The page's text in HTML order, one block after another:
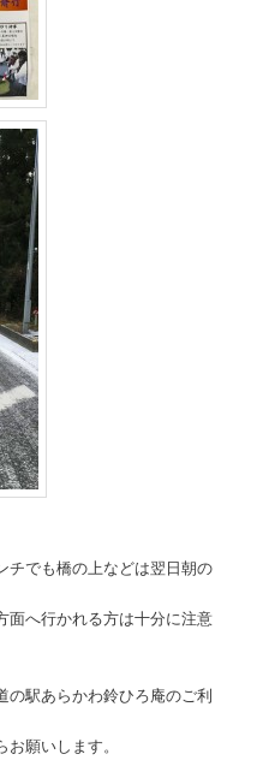
チでも橋の上などは翌日朝の
面へ行かれる方は十分に注意
の駅あらかわ鈴ひろ庵のご利
願いします。